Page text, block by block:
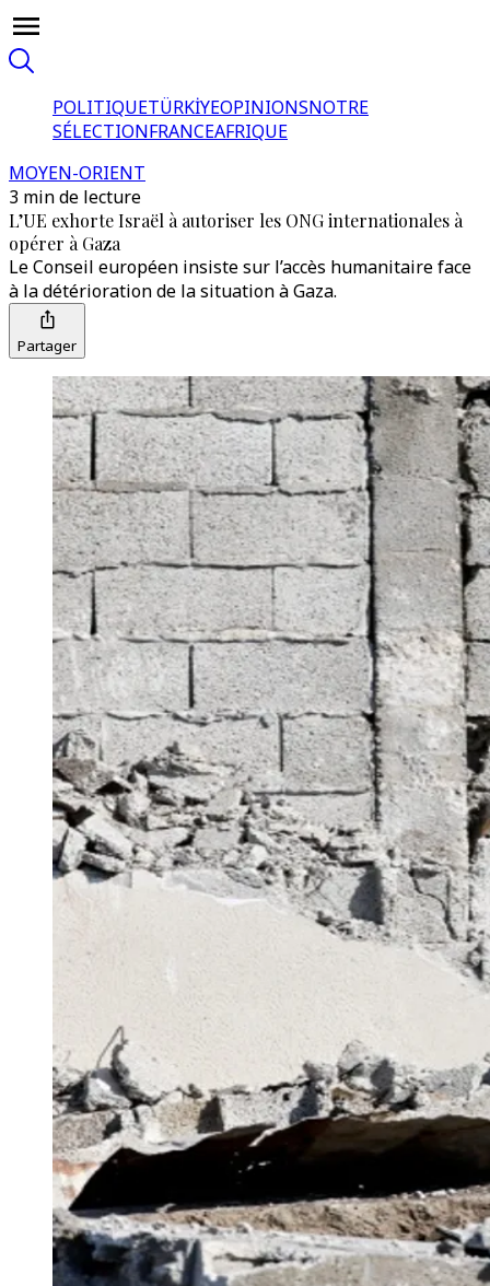
POLITIQUETÜRKİYEOPINIONSNOTRE
SÉLECTIONFRANCEAFRIQUE
MOYEN-ORIENT
3 min de lecture
L’UE exhorte Israël à autoriser les ONG internationales à
opérer à Gaza
Le Conseil européen insiste sur l’accès humanitaire face
à la détérioration de la situation à Gaza.
Partager